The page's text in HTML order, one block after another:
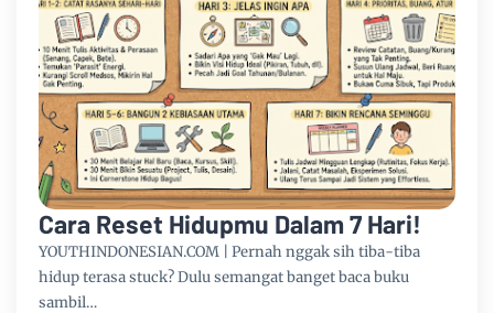
Cara Reset Hidupmu Dalam 7 Hari!
YOUTHINDONESIAN.COM | Pernah nggak sih tiba-tiba
hidup terasa stuck? Dulu semangat banget baca buku
sambil…